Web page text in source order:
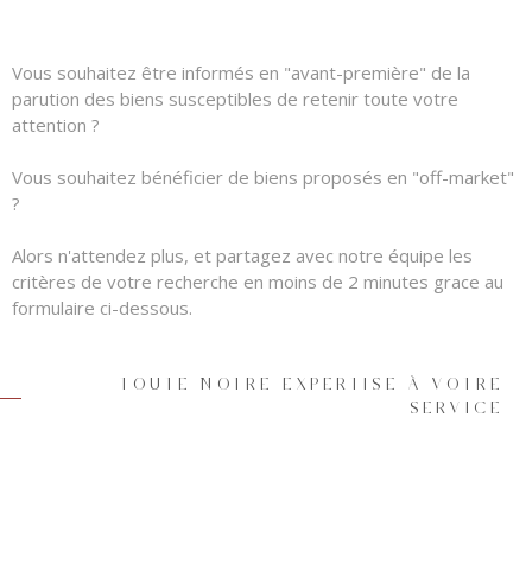
Vous souhaitez être informés en "avant-première" de la
parution des biens susceptibles de retenir toute votre
attention ?
Vous souhaitez bénéficier de biens proposés en "off-market"
?
Alors n'attendez plus, et partagez avec notre équipe les
critères de votre recherche en moins de 2 minutes grace au
formulaire ci-dessous.
TOUTE NOTRE EXPERTISE À VOTRE
SERVICE